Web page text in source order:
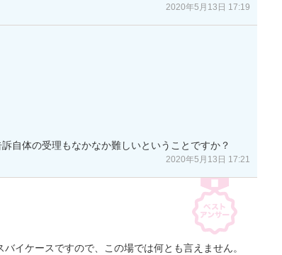
2020年5月13日 17:19
自体の受理もなかなか難しいということですか？
2020年5月13日 17:21
イケースですので、この場では何とも言えません。